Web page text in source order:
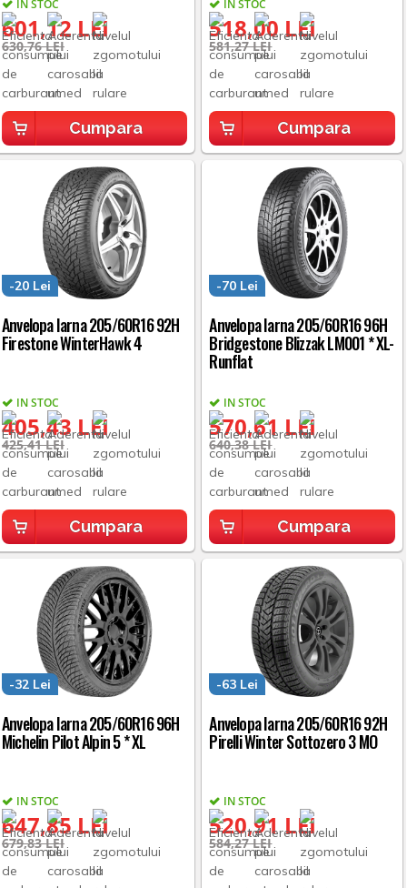
IN STOC
601,12 LEI
630,76 LEI
Cumpara
IN STOC
518,00 LEI
581,27 LEI
Cumpara
Anvelopa Iarna 205/60R16 92H
Firestone WinterHawk 4
IN STOC
405,43 LEI
-20 Lei
425,41 LEI
Cumpara
Anvelopa Iarna 205/60R16 96H
Bridgestone Blizzak LM001 * XL-
Runflat
IN STOC
570,61 LEI
-70 Lei
640,38 LEI
Cumpara
Anvelopa Iarna 205/60R16 96H
Michelin Pilot Alpin 5 * XL
IN STOC
647,85 LEI
-32 Lei
679,83 LEI
Anvelopa Iarna 205/60R16 92H
Pirelli Winter Sottozero 3 MO
IN STOC
520,91 LEI
-63 Lei
584,27 LEI